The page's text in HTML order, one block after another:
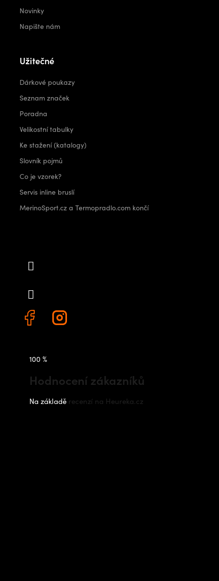
Novinky
Napište nám
Užitečné
Dárkové poukazy
Seznam značek
Poradna
Velikostní tabulky
Ke stažení (katalogy)
Slovník pojmů
Co je vzorek?
Servis inline bruslí
MerinoSport.cz a Termopradlo.com končí
100 %
Hodnocení zákazníků
Na základě recenzí na Heureka.cz